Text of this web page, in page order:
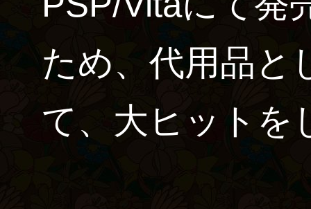
ため、代用品と
て、大ヒットを